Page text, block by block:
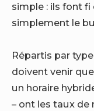
simple : ils font
simplement le
Répartis par
doivent venir
un horaire
– ont les taux